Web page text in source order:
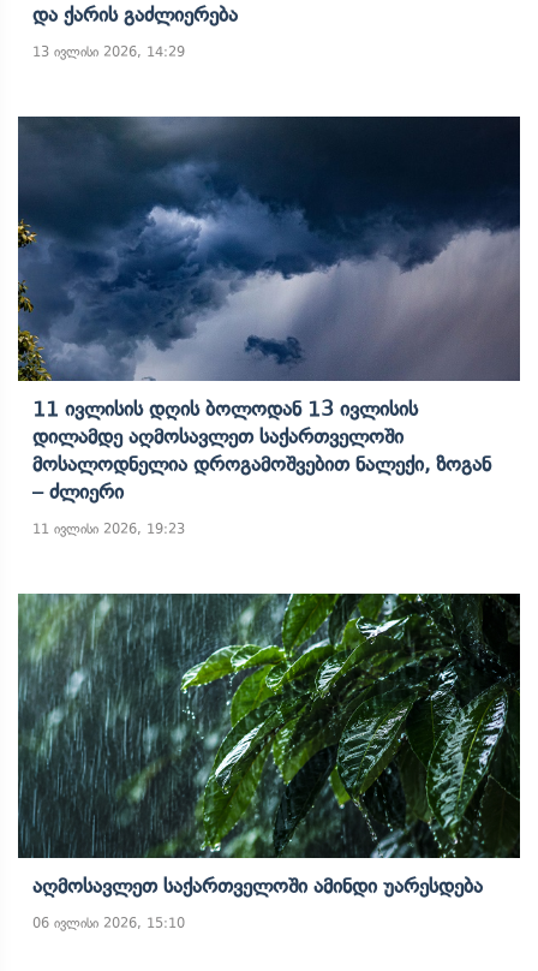
Და Ქარის Გაძლიერება
13 ივლისი 2026, 14:29
11 Ივლისის Დღის Ბოლოდან 13 Ივლისის
Დილამდე Აღმოსავლეთ Საქართველოში
Მოსალოდნელია Დროგამოშვებით Ნალექი, Ზოგან
– Ძლიერი
11 ივლისი 2026, 19:23
Აღმოსავლეთ Საქართველოში Ამინდი Უარესდება
06 ივლისი 2026, 15:10